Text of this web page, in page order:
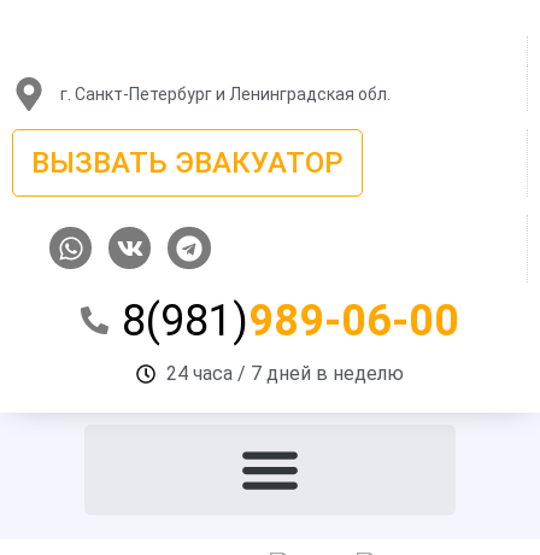
г. Санкт-Петербург и Ленинградская обл.
ВЫЗВАТЬ ЭВАКУАТОР
W
h
V
k
T
e
e
g
r
8(981)989-06-00
24 часа / 7 дней в неделю